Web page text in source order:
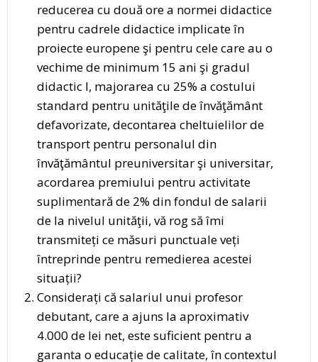
reducerea cu două ore a normei didactice
pentru cadrele didactice implicate în
proiecte europene şi pentru cele care au o
vechime de minimum 15 ani şi gradul
didactic I, majorarea cu 25% a costului
standard pentru unităţile de învăţământ
defavorizate, decontarea cheltuielilor de
transport pentru personalul din
învăţământul preuniversitar şi universitar,
acordarea premiului pentru activitate
suplimentară de 2% din fondul de salarii
de la nivelul unităţii, vă rog să îmi
transmiteți ce măsuri punctuale veți
întreprinde pentru remedierea acestei
situații?
Considerați că salariul unui profesor
debutant, care a ajuns la aproximativ
4.000 de lei net, este suficient pentru a
garanta o educație de calitate, în contextul